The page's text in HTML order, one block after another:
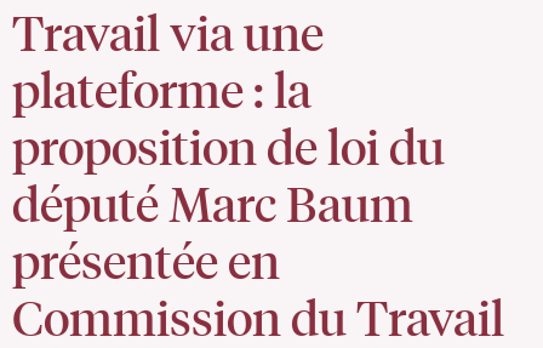
Travail via une
plateforme : la
proposition de loi du
député Marc Baum
présentée en
Commission du Travail